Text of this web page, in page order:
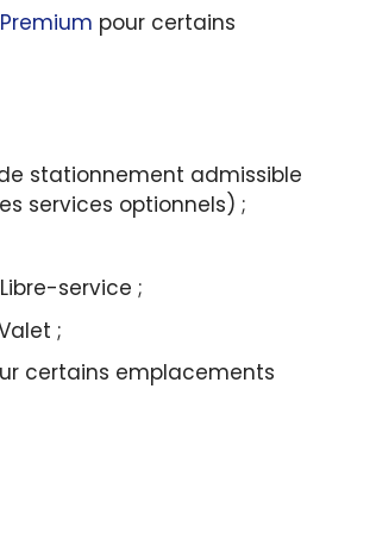
pour certains
de stationnement admissible
services optionnels) ;
service ;
;
certains emplacements